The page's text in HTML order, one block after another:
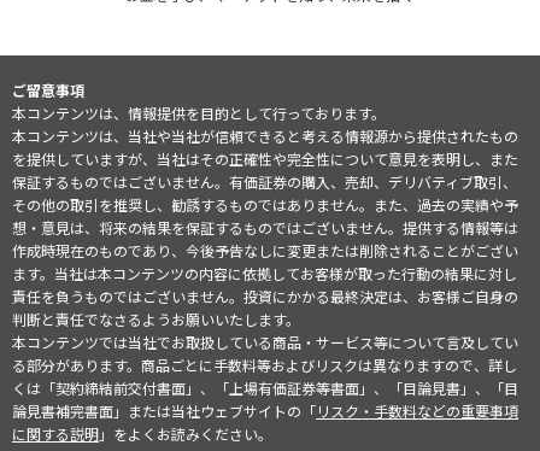
ご留意事項
本コンテンツは、情報提供を目的として行っております。
本コンテンツは、当社や当社が信頼できると考える情報源から提供されたもの
を提供していますが、当社はその正確性や完全性について意見を表明し、また
保証するものではございません。有価証券の購入、売却、デリバティブ取引、
その他の取引を推奨し、勧誘するものではありません。また、過去の実績や予
想・意見は、将来の結果を保証するものではございません。提供する情報等は
作成時現在のものであり、今後予告なしに変更または削除されることがござい
ます。当社は本コンテンツの内容に依拠してお客様が取った行動の結果に対し
責任を負うものではございません。投資にかかる最終決定は、お客様ご自身の
判断と責任でなさるようお願いいたします。
本コンテンツでは当社でお取扱している商品・サービス等について言及してい
る部分があります。商品ごとに手数料等およびリスクは異なりますので、詳し
くは「契約締結前交付書面」、「上場有価証券等書面」、「目論見書」、「目
論見書補完書面」または当社ウェブサイトの「リスク・手数料などの重要事項
に関する説明」をよくお読みください。